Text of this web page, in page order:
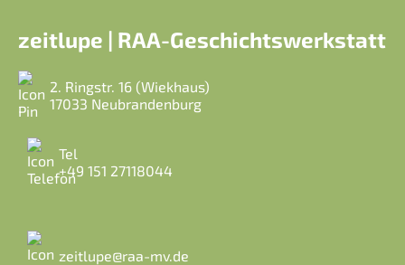
zeitlupe | RAA-Geschichtswerkstatt
2. Ringstr. 16 (Wiekhaus)
17033 Neubrandenburg
Tel
+49 151 27118044
zeitlupe@raa-mv.de